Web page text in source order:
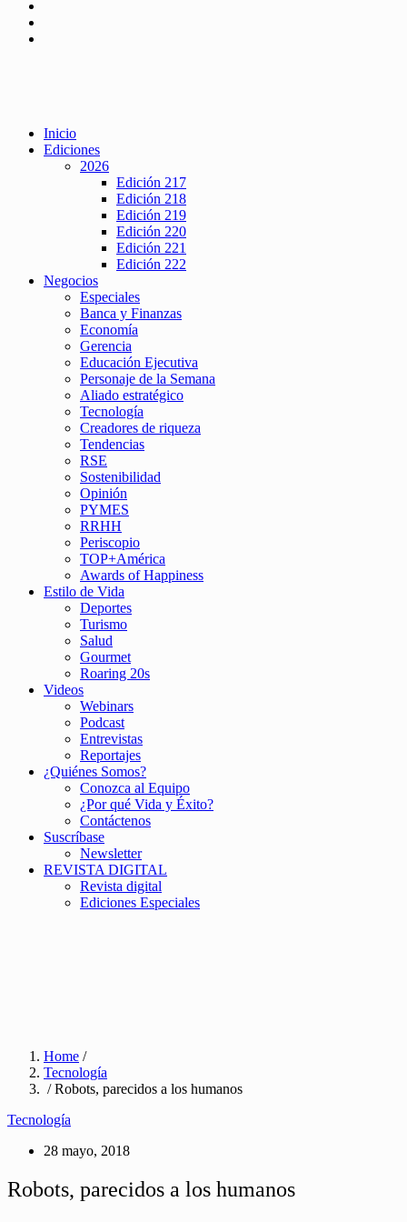
Inicio
Ediciones
2026
Edición 217
Edición 218
Edición 219
Edición 220
Edición 221
Edición 222
Negocios
Especiales
Banca y Finanzas
Economía
Gerencia
Educación Ejecutiva
Personaje de la Semana
Aliado estratégico
Tecnología
Creadores de riqueza
Tendencias
RSE
Sostenibilidad
Opinión
PYMES
RRHH
Periscopio
TOP+América
Awards of Happiness
Estilo de Vida
Deportes
Turismo
Salud
Gourmet
Roaring 20s
Videos
Webinars
Podcast
Entrevistas
Reportajes
¿Quiénes Somos?
Conozca al Equipo
¿Por qué Vida y Éxito?
Contáctenos
Suscríbase
Newsletter
REVISTA DIGITAL
Revista digital
Ediciones Especiales
Home /
Tecnología
/ Robots, parecidos a los humanos
Tecnología
28 mayo, 2018
Robots, parecidos a los humanos